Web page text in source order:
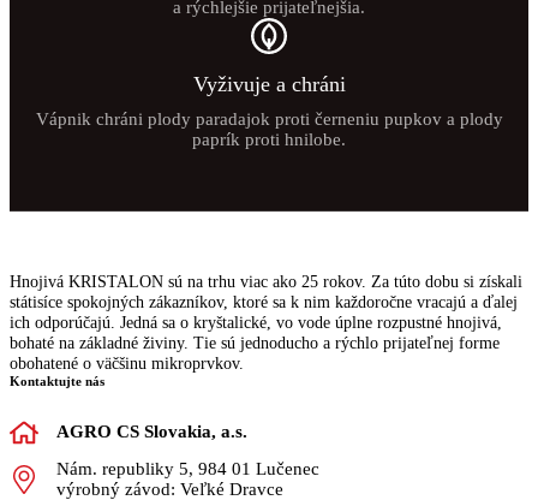
a rýchlejšie prijateľnejšia.
Vyživuje a chráni
Vápnik chráni plody paradajok proti černeniu pupkov a plody
paprík proti hnilobe.
Hnojivá KRISTALON sú na trhu viac ako 25 rokov. Za túto dobu si získali
státisíce spokojných zákazníkov, ktoré sa k nim každoročne vracajú a ďalej
ich odporúčajú. Jedná sa o kryštalické, vo vode úplne rozpustné hnojivá,
bohaté na základné živiny. Tie sú jednoducho a rýchlo prijateľnej forme
obohatené o väčšinu mikroprvkov.
Kontaktujte nás
AGRO CS Slovakia, a.s.
Nám. republiky 5, 984 01 Lučenec
výrobný závod: Veľké Dravce